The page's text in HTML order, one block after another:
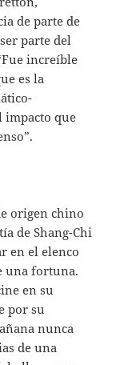
de parte de
parte del
increíble
es la
impacto que
origen chino
de Shang-Chi
en el elenco
una fortuna.
en su
por su
nunca
de una